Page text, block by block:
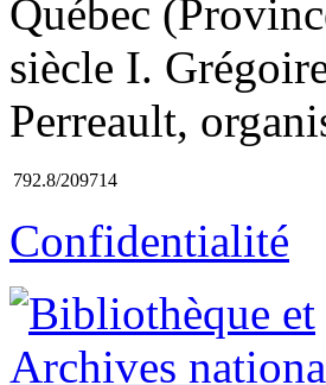
Québec
siècle I.
Perreault,
792.8/209714
Confidentialité